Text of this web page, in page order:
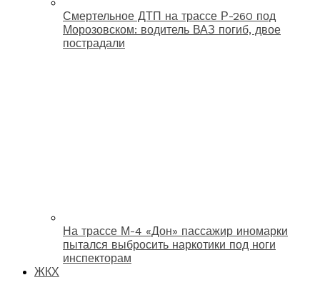
Смертельное ДТП на трассе Р-260 под
Морозовском: водитель ВАЗ погиб, двое
пострадали
На трассе М-4 «Дон» пассажир иномарки
пытался выбросить наркотики под ноги
инспекторам
ЖКХ